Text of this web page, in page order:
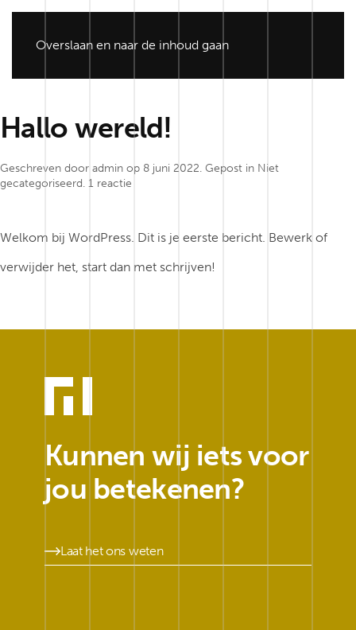
Overslaan en naar de inhoud gaan
Hallo wereld!
Geschreven door admin op 8 juni 2022. Gepost in Niet
gecategoriseerd. 1 reactie
Welkom bij WordPress. Dit is je eerste bericht. Bewerk of
verwijder het, start dan met schrijven!
Kunnen wij iets voor
jou betekenen?
Laat het ons weten